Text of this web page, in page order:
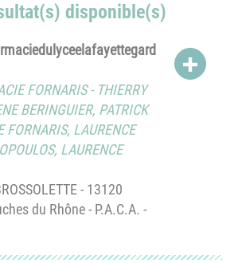
disponible(s)
FORNARIS- THIERRY
BERINGUIER, PATRICK
FORNARIS, LAURENCE
, LAURENCE
- 13120
du Rhône - P.A.C.A. -